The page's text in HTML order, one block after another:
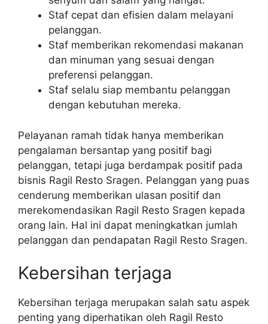
Staf cepat dan efisien dalam melayani
pelanggan.
Staf memberikan rekomendasi makanan
dan minuman yang sesuai dengan
preferensi pelanggan.
Staf selalu siap membantu pelanggan
dengan kebutuhan mereka.
Pelayanan ramah tidak hanya memberikan
pengalaman bersantap yang positif bagi
pelanggan, tetapi juga berdampak positif pada
bisnis Ragil Resto Sragen. Pelanggan yang puas
cenderung memberikan ulasan positif dan
merekomendasikan Ragil Resto Sragen kepada
orang lain. Hal ini dapat meningkatkan jumlah
pelanggan dan pendapatan Ragil Resto Sragen.
Kebersihan terjaga
Kebersihan terjaga merupakan salah satu aspek
penting yang diperhatikan oleh Ragil Resto